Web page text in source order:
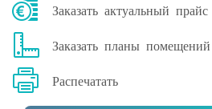
Заказать актуальный прайс
Заказать планы помещений
Распечатать